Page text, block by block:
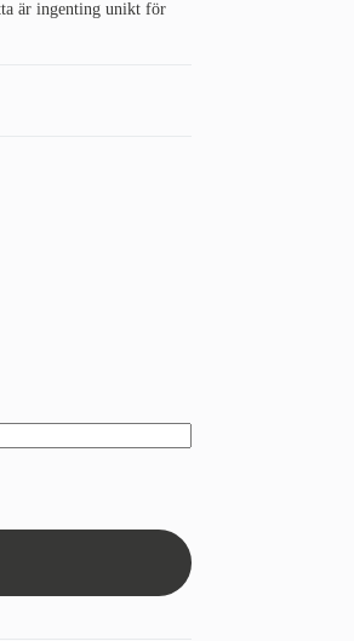
är ingenting unikt för